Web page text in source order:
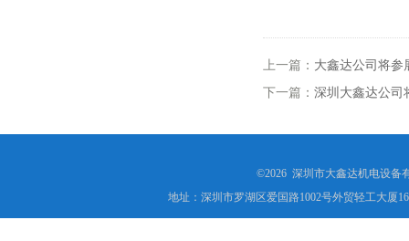
上一篇： 大鑫达公司将参
下一篇： 深圳大鑫达公司
©2026 深圳市大鑫达机电设备
地址：深圳市罗湖区爱国路1002号外贸轻工大厦